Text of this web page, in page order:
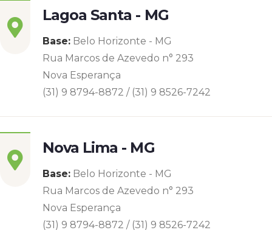
Lagoa Santa - MG
Base: Belo Horizonte - MG
Rua Marcos de Azevedo n° 293
Nova Esperança
(31) 9 8794-8872 / (31) 9 8526-7242
Nova Lima - MG
Base: Belo Horizonte - MG
Rua Marcos de Azevedo n° 293
Nova Esperança
(31) 9 8794-8872 / (31) 9 8526-7242